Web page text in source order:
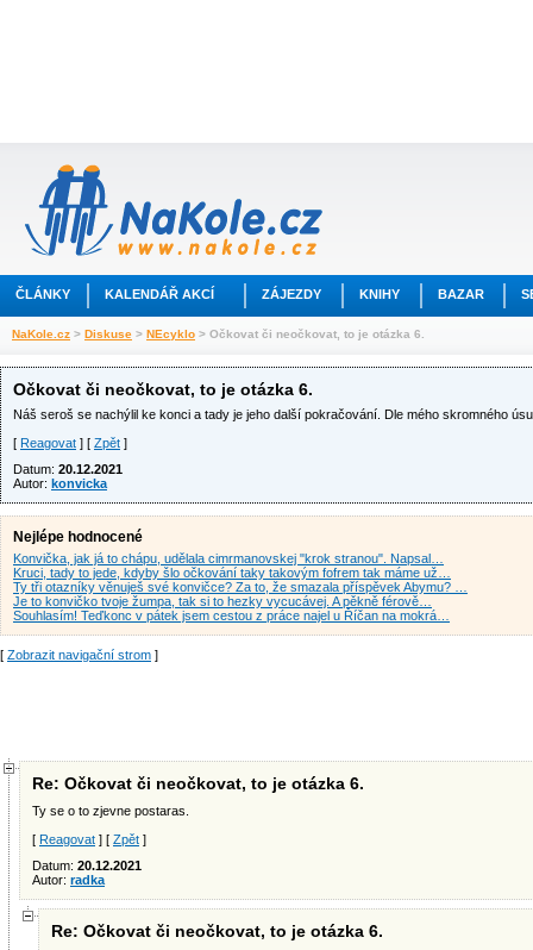
ČLÁNKY KALENDÁŘ AKCÍ ZÁJEZDY KNIHY BAZAR
NaKole.cz > Diskuse > NEcyklo > Očkovat či neočkovat, to je otázka 6.
Očkovat či neočkovat, to je otázka 6.
Náš seroš se nachýlil ke konci a tady je jeho další pokračování. Dle mého skromného
[ Reagovat ] [ Zpět ]
Datum: 20.12.2021
Autor: konvicka
Nejlépe hodnocené
Konvička, jak já to chápu, udělala cimrmanovskej "krok stranou". Napsal…
Kruci, tady to jede, kdyby šlo očkování taky takovým fofrem tak máme už…
Ty tři otazníky věnuješ své konvičce? Za to, že smazala příspěvek Abymu? …
Je to konvičko tvoje žumpa, tak si to hezky vycucávej. A pěkně férově…
Souhlasím! Teďkonc v pátek jsem cestou z práce najel u Říčan na mokrá…
[ Zobrazit navigační strom ]
Re: Očkovat či neočkovat, to je otázka 6.
Ty se o to zjevne postaras.
[ Reagovat ] [ Zpět ]
Datum: 20.12.2021
Autor: radka
Re: Očkovat či neočkovat, to je otázka 6.